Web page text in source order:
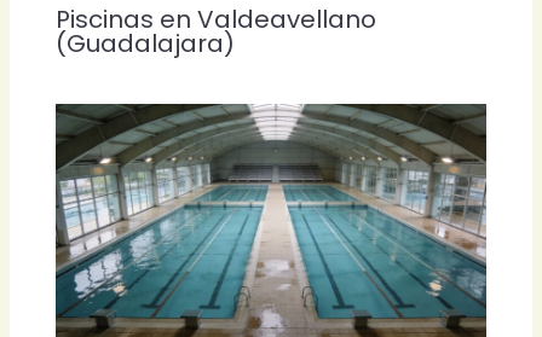
Piscinas en Valdeavellano
(Guadalajara)